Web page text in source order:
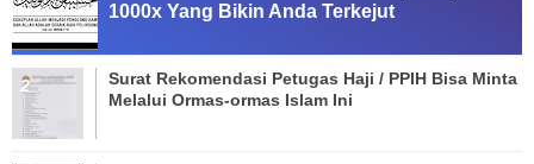
1000x Yang Bikin Anda Terkejut
Surat Rekomendasi Petugas Haji / PPIH Bisa Minta
Melalui Ormas-ormas Islam Ini